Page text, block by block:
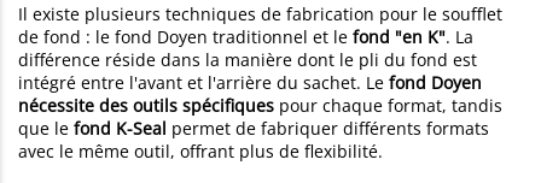
Il existe plusieurs techniques de fabrication pour le soufflet
de fond : le fond Doyen traditionnel et le fond "en K". La
différence réside dans la manière dont le pli du fond est
intégré entre l'avant et l'arrière du sachet. Le fond Doyen
nécessite des outils spécifiques pour chaque format, tandis
que le fond K-Seal permet de fabriquer différents formats
avec le même outil, offrant plus de flexibilité.